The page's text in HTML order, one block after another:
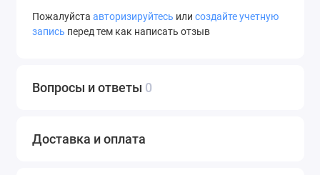
Пожалуйста авторизируйтесь или создайте учетную
запись перед тем как написать отзыв
Вопросы и ответы 0
Доставка и оплата